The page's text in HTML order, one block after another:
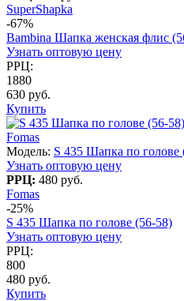
SuperShapka
-67%
Bambina Шапка женская флис
Узнать оптовую цену
РРЦ:
1880
630 руб.
Купить
Fomas
Модель: S 435 Шапка по голове
Узнать оптовую цену
РРЦ: 480 руб.
Fomas
-25%
S 435 Шапка по голове (56-58)
Узнать оптовую цену
РРЦ:
800
480 руб.
Купить